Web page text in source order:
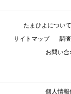
たまひよについて
サイトマップ
調
お問い
個人情